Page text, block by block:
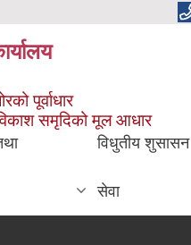
पूर्वाधार
समृदिको मूल आधार
विधुतीय शुसासन
सेवा